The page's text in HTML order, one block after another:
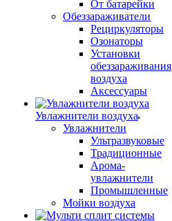
От батарейки
Обеззараживатели
Рециркуляторы
Озонаторы
Установки
обеззараживания
воздуха
Аксессуары
Увлажнители воздуха
Увлажнители
Ультразвуковые
Традиционные
Арома-
увлажнители
Промышленные
Мойки воздуха